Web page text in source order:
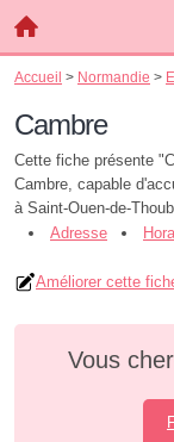
Accueil > Normandie >
Cambre
Cette fiche présente
Cambre, capable
à Saint-Ouen-de-
Adresse
Améliorer cette
Vous